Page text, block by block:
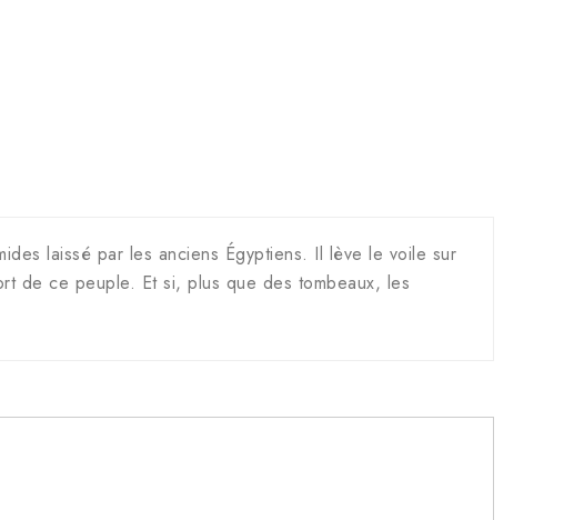
laissé par les anciens Égyptiens. Il lève le voile sur
de ce peuple. Et si, plus que des tombeaux, les